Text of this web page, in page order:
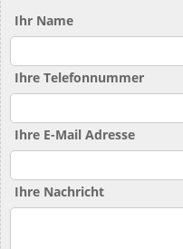
Ihr Name
Ihre Telefonnummer
Ihre E-Mail Adresse
Ihre Nachricht